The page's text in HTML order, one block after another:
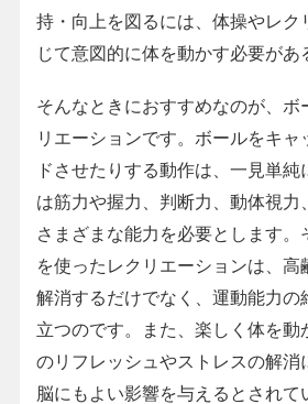
持・向上を図るには、体操やレク
じて意図的に体を動かす必要があ
そんなときにおすすめなのが、ボ
リエーションです。ボールをキャ
ドさせたりする動作は、一見単純
は筋力や握力、判断力、動体視力
さまざまな能力を必要とします。
を使ったレクリエーションは、高
解消するだけでなく、運動能力の
立つのです。また、楽しく体を動
のリフレッシュやストレスの解消
脳にもよい影響を与えるとされて